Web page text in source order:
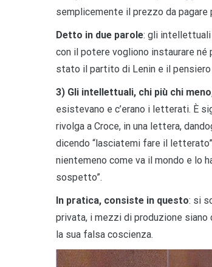
semplicemente il prezzo da
Detto in due parole: gli intellettuali
con il potere vogliono instaurare
stato il partito di Lenin e il pensiero
3) Gli intellettuali, chi più chi
esistevano e c’erano i letterati. È
rivolga a Croce, in una lettera,
dicendo “lasciatemi fare il
nientemeno come va il mondo e lo
sospetto”.
In pratica, consiste in questo: si
privata, i mezzi di produzione
la sua falsa coscienza.